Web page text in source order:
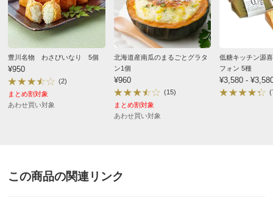
■お召し上がり方：開封後そのままお召し上がりくださ
い。
【ご注意ください！】
※商品の性質上、キャンセル・交換・返品はできませ
ん。
豊川名物 わさびいなり 5個
¥950
(2)
まとめ割対象
あわせ買い対象
北海道産南瓜のまるごとグラタ
ン1個
¥960
(15)
まとめ割対象
あわせ買い対象
低糖キッチン源
フォン 5種
¥3,580 -
この商品の関連リンク